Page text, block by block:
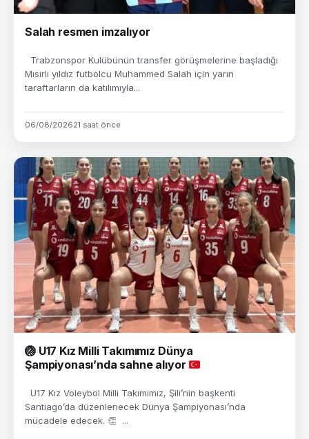
Salah resmen imzalıyor
Trabzonspor Kulübünün transfer görüşmelerine başladığı
Mısırlı yıldız futbolcu Muhammed Salah için yarın
taraftarların da katılımıyla...
06/08/202621 saat önce
🏐U17 Kız Milli Takımımız Dünya
Şampiyonası’nda sahne alıyor
U17 Kız Voleybol Milli Takımımız, Şili’nin başkenti
Santiago’da düzenlenecek Dünya Şampiyonası’nda
mücadele edecek. 👏 ...